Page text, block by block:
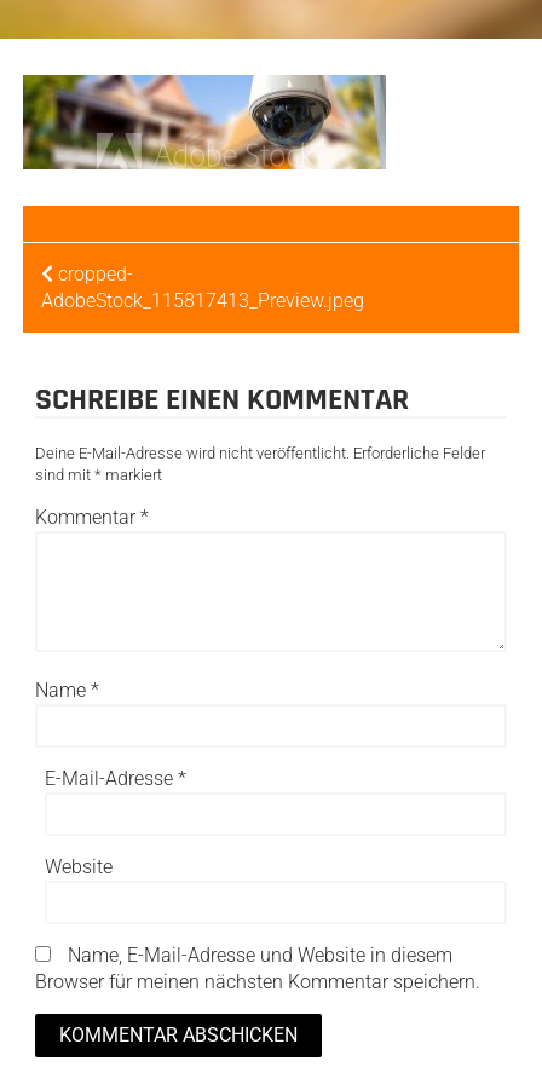
BEITRAGSNAVIGATION
cropped-
AdobeStock_115817413_Preview.jpeg
SCHREIBE EINEN KOMMENTAR
Deine E-Mail-Adresse wird nicht veröffentlicht. Erforderliche Felder
sind mit *markiert
Kommentar*
Name *
E-Mail-Adresse *
Website
Name, E-Mail-Adresse und Website in diesem
Browser für meinen nächsten Kommentar speichern.